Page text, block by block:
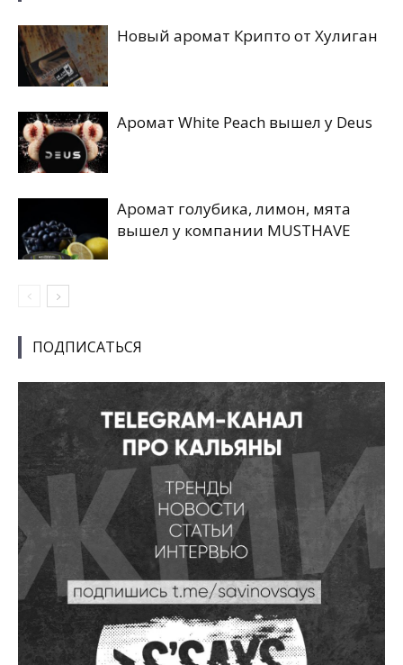
Новый аромат Крипто от Хулиган
Аромат White Peach вышел у Deus
Аромат голубика, лимон, мята
вышел у компании MUSTHAVE
ПОДПИСАТЬСЯ